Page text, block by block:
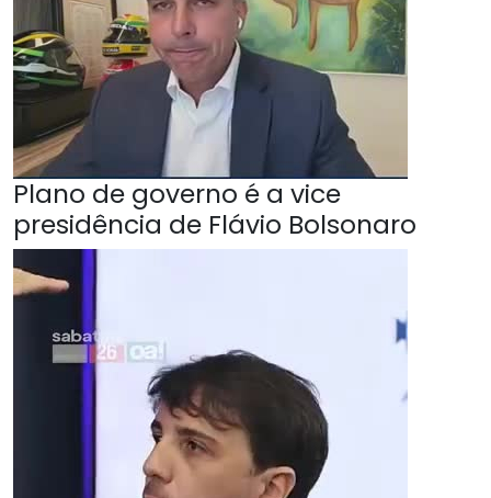
Plano de governo é a vice
presidência de Flávio Bolsonaro